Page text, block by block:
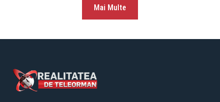
Mai Multe